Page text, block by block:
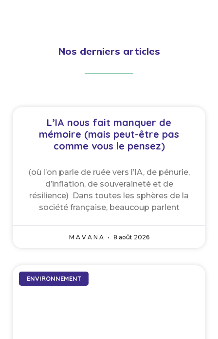
Nos derniers articles
L’IA nous fait manquer de
mémoire (mais peut-être pas
comme vous le pensez)
(où l’on parle de ruée vers l’IA, de pénurie,
d’inflation, de souveraineté et de
résilience) Dans toutes les sphères de la
société française, beaucoup parlent
M A V A N A 8 août 2026
ENVIRONNEMENT